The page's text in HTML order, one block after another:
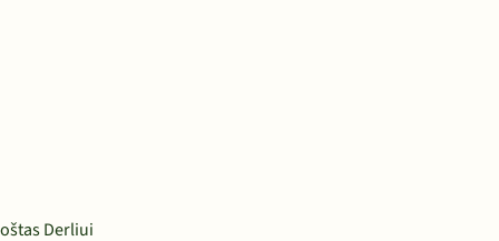
Derliui